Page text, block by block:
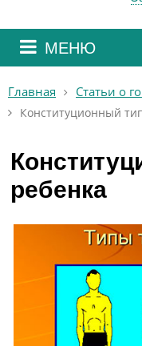
МЕНЮ
Главная Статьи о
Конституционный
ребенка